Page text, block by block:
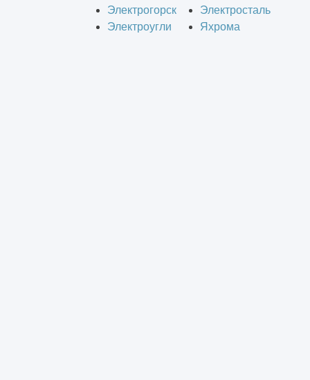
Электрогорск
Электросталь
Электроугли
Яхрома